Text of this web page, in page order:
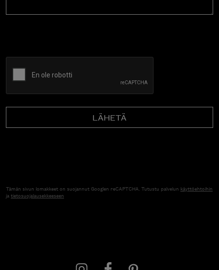
Tämän sivun lomakkeet on suojannut Googlen reCAPTCHA. Tutustu palvelun käyttöehtoihin
jatietosuojalausekkeeseen